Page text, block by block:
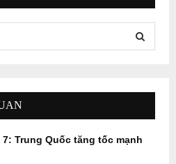
E
A
Trung Quốc tăng tốc mạnh